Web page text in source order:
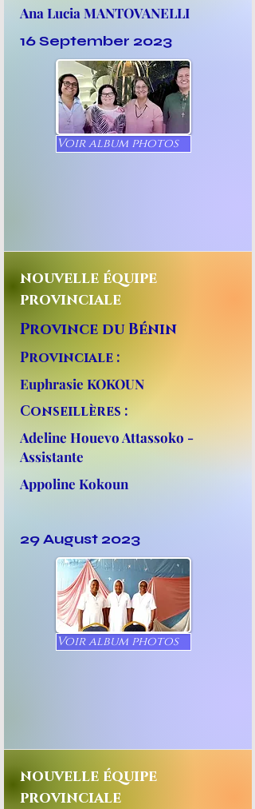
Ana Lucia MANTOVANELLI
16 September 2023
Voir album photos
nouvelle équipe
provinciale
Province du Bénin
Provinciale :
Euphrasie KOKOUN
Conseillères :
Adeline Houevo Attassoko -
Assistante
Appoline Kokoun
29 August 2023
Voir album photos
nouvelle équipe
provinciale